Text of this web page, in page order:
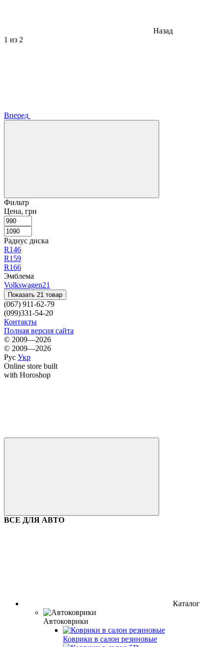
Назад
1 из 2
Вперед
Фильтр
Цена, грн
Радиус диска
R146
R159
R166
Эмблема
Volkswagen21
Показать 21 товар
(067) 911-62-79
(099)331-54-20
Контакты
Полная версия сайта
© 2009—2026
© 2009—2026
Рус Укр
Online store built
with Horoshop
ВСЕ ДЛЯ АВТО
Каталог
Автоковрики
Коврики в салон резиновые